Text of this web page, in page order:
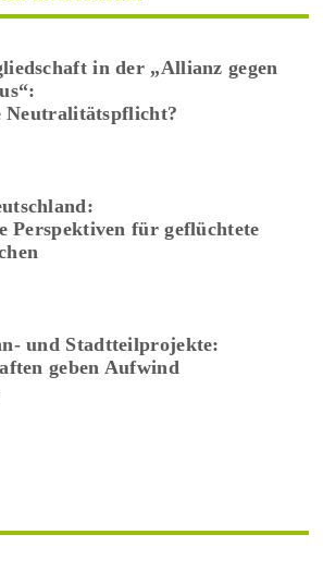
in der „Allianz gegen
Neutralitätspflicht?
Perspektiven für geflüchtete
und Stadtteilprojekte:
geben Aufwind